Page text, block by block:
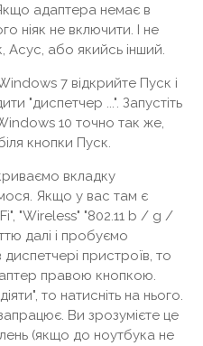
адаптера немає в
ніяк не включити. І не
Асус, або якийсь інший.
7 відкрийте Пуск і
"диспетчер ...". Запустіть
10 точно так же,
кнопки Пуск.
вкладку
Якщо у вас там є
"Wireless" "802.11 b / g /
далі і пробуємо
пристроїв, то
правою кнопкою.
то натисніть на нього.
Ви зрозумієте це
(якщо до ноутбука не